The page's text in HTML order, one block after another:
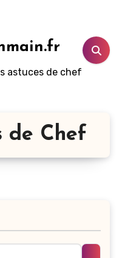
astuces de chef
de Chef